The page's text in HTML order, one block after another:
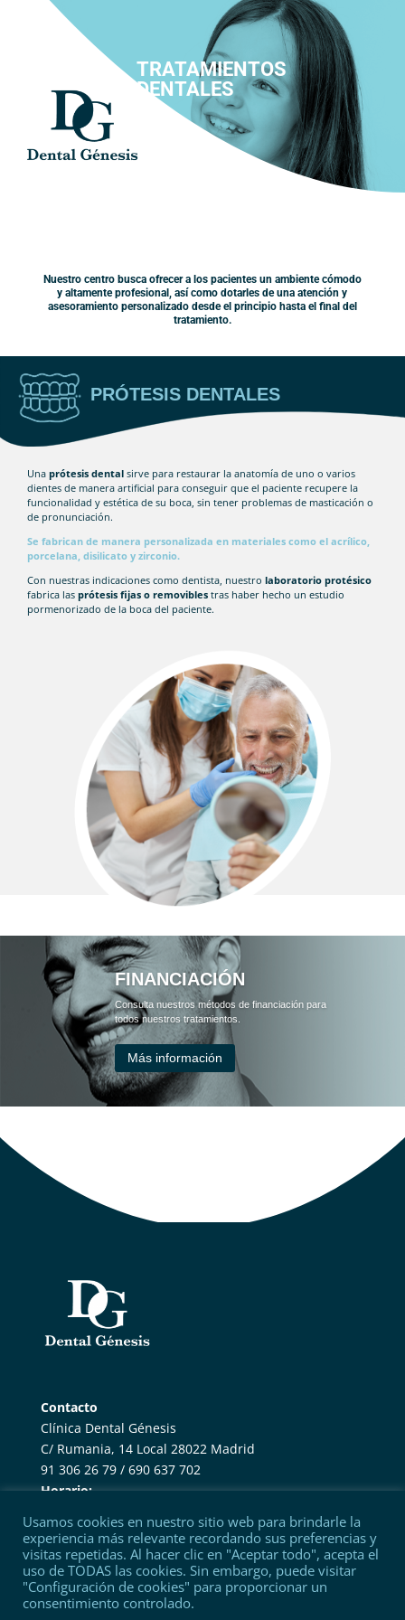
TRATAMIENTOS
DENTALES
Nuestro centro busca ofrecer a los pacientes un ambiente cómodo
y altamente profesional, así como dotarles de una atención y
asesoramiento personalizado desde el principio hasta el final del
tratamiento.
PRÓTESIS DENTALES
Una prótesis dental sirve para restaurar la anatomía de uno o varios
dientes de manera artificial para conseguir que el paciente recupere la
funcionalidad y estética de su boca, sin tener problemas de masticación o
de pronunciación.
Se fabrican de manera personalizada en materiales como el acrílico,
porcelana, disilicato y zirconio.
Con nuestras indicaciones como dentista, nuestro laboratorio protésico
fabrica las prótesis fijas o removibles tras haber hecho un estudio
pormenorizado de la boca del paciente.
FINANCIACIÓN
Consulta nuestros métodos de financiación para
todos nuestros tratamientos.
Más información
Contacto
Clínica Dental Génesis
C/ Rumania, 14 Local 28022 Madrid
91 306 26 79 / 690 637 702
Horario:
Atendemos con cita previa
Legal
Política de Cookies
Usamos cookies en nuestro sitio web para brindarle la
experiencia más relevante recordando sus preferencias y
visitas repetidas. Al hacer clic en "Aceptar todo", acepta el
uso de TODAS las cookies. Sin embargo, puede visitar
"Configuración de cookies" para proporcionar un
consentimiento controlado.